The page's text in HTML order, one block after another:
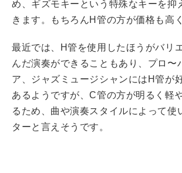
め、ギズモキーという特殊なキーを抑
きます。もちろんH管の方が価格も高
最近では、H管を使用したほうがバリ
んだ演奏ができることもあり、プロ〜
ア、ジャズミュージシャンにはH管が
あるようですが、C管の方が明るく軽
るため、曲や演奏スタイルによって使
ターと言えそうです。